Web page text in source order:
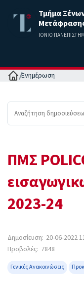
Τμήμα
ΙΟΝΙΟ
Αρχική
Ενημέρωση
ΠΜΣ
2023-24
Δημοσίευση: 20-06-2022
Προβολές: 7848
Γενικές Ανακοινώσεις